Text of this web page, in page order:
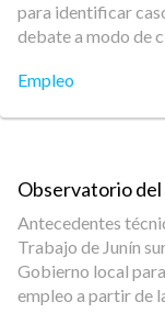
para identificar
debate a modo de
Empleo
Observatorio
Antecedentes
Trabajo de Junín
Gobierno local
empleo a partir de